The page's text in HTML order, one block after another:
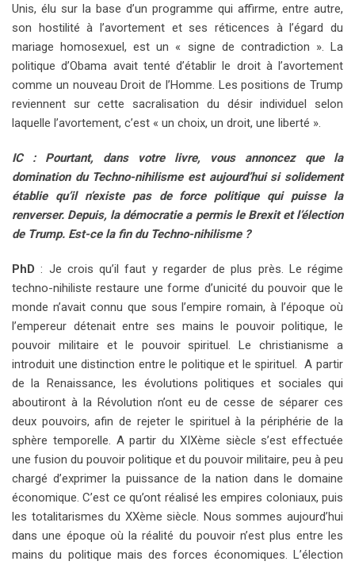
Unis, élu sur la base d’un programme qui affirme, entre autre,
son hostilité à l’avortement et ses réticences à l’égard du
mariage homosexuel, est un « signe de contradiction ». La
politique d’Obama avait tenté d’établir le droit à l’avortement
comme un nouveau Droit de l’Homme. Les positions de Trump
reviennent sur cette sacralisation du désir individuel selon
laquelle l’avortement, c’est « un choix, un droit, une liberté ».
IC : Pourtant, dans votre livre, vous annoncez que la
domination du Techno-nihilisme est aujourd’hui si solidement
établie qu’il n’existe pas de force politique qui puisse la
renverser. Depuis, la démocratie a permis le Brexit et l’élection
de Trump. Est-ce la fin du Techno-nihilisme ?
PhD : Je crois qu’il faut y regarder de plus près. Le régime
techno-nihiliste restaure une forme d’unicité du pouvoir que le
monde n’avait connu que sous l’empire romain, à l’époque où
l’empereur détenait entre ses mains le pouvoir politique, le
pouvoir militaire et le pouvoir spirituel. Le christianisme a
introduit une distinction entre le politique et le spirituel. A partir
de la Renaissance, les évolutions politiques et sociales qui
aboutiront à la Révolution n’ont eu de cesse de séparer ces
deux pouvoirs, afin de rejeter le spirituel à la périphérie de la
sphère temporelle. A partir du XIXème siècle s’est effectuée
une fusion du pouvoir politique et du pouvoir militaire, peu à peu
chargé d’exprimer la puissance de la nation dans le domaine
économique. C’est ce qu’ont réalisé les empires coloniaux, puis
les totalitarismes du XXème siècle. Nous sommes aujourd’hui
dans une époque où la réalité du pouvoir n’est plus entre les
mains du politique mais des forces économiques. L’élection